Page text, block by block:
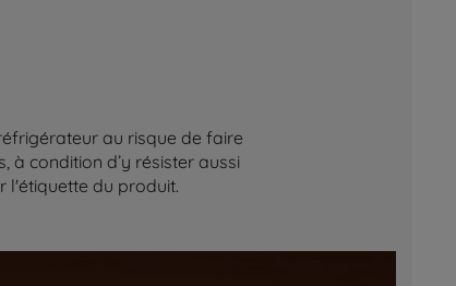
au risque de faire
condition d’y résister aussi
l'étiquette du produit.